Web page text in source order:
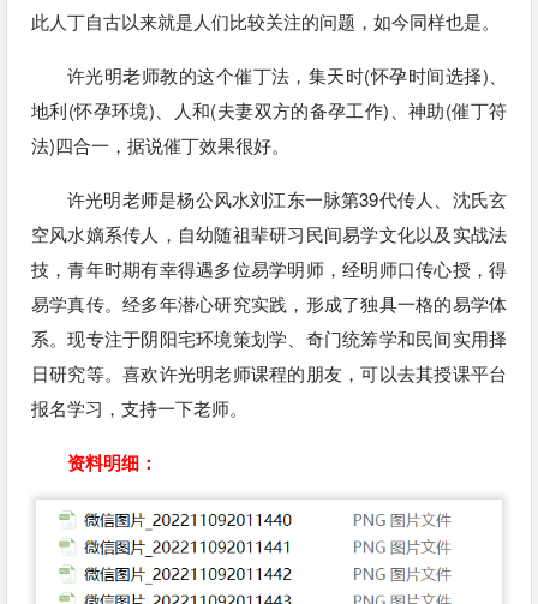
此人丁自古以来就是人们比较关注的问题，如今同样也是。
许光明老师教的这个催丁法，集天时(怀孕时间选择)、
地利(怀孕环境)、人和(夫妻双方的备孕工作)、神助(催丁符
法)四合一，据说催丁效果很好。
许光明老师是杨公风水刘江东一脉第39代传人、沈氏玄
空风水嫡系传人，自幼随祖辈研习民间易学文化以及实战法
技，青年时期有幸得遇多位易学明师，经明师口传心授，得
易学真传。经多年潜心研究实践，形成了独具一格的易学体
系。现专注于阴阳宅环境策划学、奇门统筹学和民间实用择
日研究等。喜欢许光明老师课程的朋友，可以去其授课平台
报名学习，支持一下老师。
资料明细：